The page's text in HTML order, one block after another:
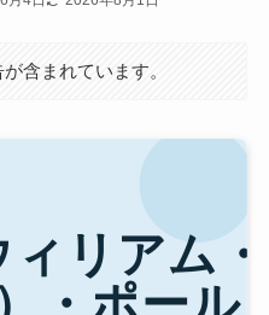
含まれています。